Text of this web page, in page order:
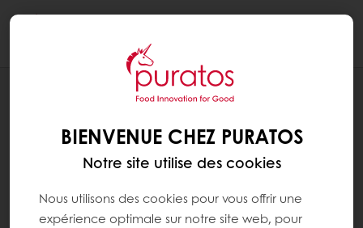
RECETTES
BIENVENUE CHEZ PURATOS
Notre site utilise des cookies
Nous utilisons des cookies pour vous offrir une
expérience optimale sur notre site web, pour